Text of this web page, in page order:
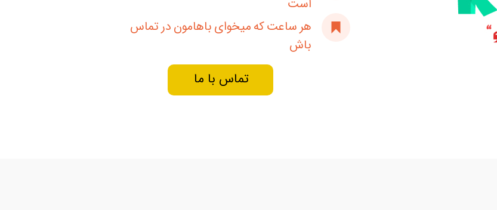
است
هر ساعت که میخوای باهامون در تماس
باش
تماس با ما